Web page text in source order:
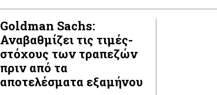
Goldman Sachs:
Αναβαθμίζει τις τιμές-
στόχους των τραπεζών
πριν από τα
αποτελέσματα εξαμήνου